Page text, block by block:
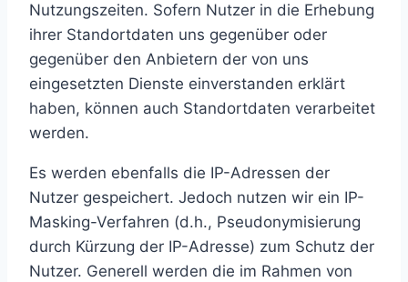
Nutzungszeiten. Sofern Nutzer in die Erhebung
ihrer Standortdaten uns gegenüber oder
gegenüber den Anbietern der von uns
eingesetzten Dienste einverstanden erklärt
haben, können auch Standortdaten verarbeitet
werden.
Es werden ebenfalls die IP-Adressen der
Nutzer gespeichert. Jedoch nutzen wir ein IP-
Masking-Verfahren (d.h., Pseudonymisierung
durch Kürzung der IP-Adresse) zum Schutz der
Nutzer. Generell werden die im Rahmen von